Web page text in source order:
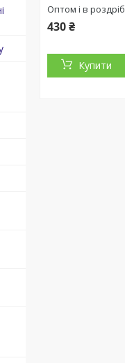
Оптом і в роздріб
430 ₴
Купити